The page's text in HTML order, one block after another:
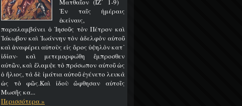
Ματθαῖον (ΙΖ΄ 1-9)
Ἐν ταῖς ἡμέραις
ἐκείναις,
παραλαμβάνει ὁ Ἰησοῦς τὸν Πέτρον καὶ
Ἰάκωβον καὶ Ἰωάννην τὸν ἀδελφὸν αὐτοῦ
καὶ ἀναφέρει αὐτοὺς εἰς ὄρος ὑψηλὸν κατ᾿
ἰδίαν· καὶ μετεμορφώθη ἔμπροσθεν
αὐτῶν, καὶ ἔλαμψε τὸ πρόσωπον αὐτοῦ ὡς
ὁ ἥλιος, τὰ δὲ ἱμάτια αὐτοῦ ἐγένετο λευκὰ
ὡς τὸ φῶς.Καὶ ἰδοὺ ὤφθησαν αὐτοῖς
Μωσῆς κα...
Περισσότερα »